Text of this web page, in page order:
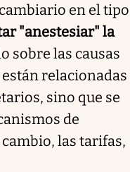
en el tipo
"anestesiar" la
sobre las causas
relacionadas
sino que se
de
las tarifas,